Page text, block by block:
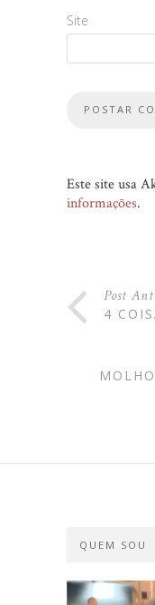
Site
Este site usa
informações.
Post
4
QUEM SOU